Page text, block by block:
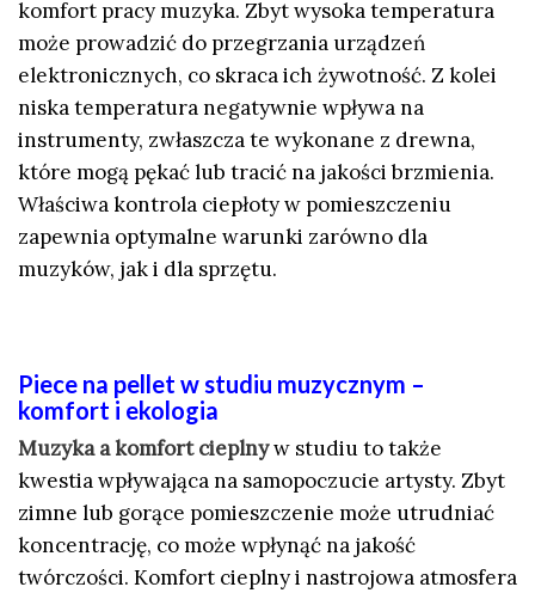
komfort pracy muzyka. Zbyt wysoka temperatura
może prowadzić do przegrzania urządzeń
elektronicznych, co skraca ich żywotność. Z kolei
niska temperatura negatywnie wpływa na
instrumenty, zwłaszcza te wykonane z drewna,
które mogą pękać lub tracić na jakości brzmienia.
Właściwa kontrola ciepłoty w pomieszczeniu
zapewnia optymalne warunki zarówno dla
muzyków, jak i dla sprzętu.
Piece na pellet w studiu muzycznym –
komfort i ekologia
Muzyka a komfort cieplnyw studiu to także
kwestia wpływająca na samopoczucie artysty. Zbyt
zimne lub gorące pomieszczenie może utrudniać
koncentrację, co może wpłynąć na jakość
twórczości. Komfort cieplny i nastrojowa atmosfera